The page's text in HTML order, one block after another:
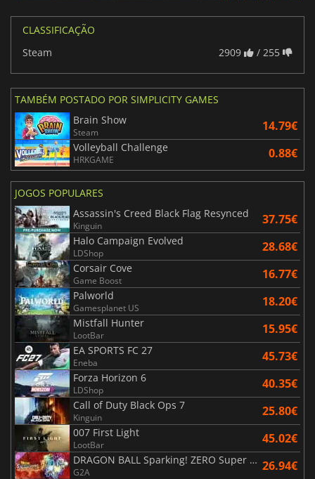
CLASSIFICAÇÃO
Steam
2909 / 255
TAMBÉM POSTADO POR SIMPLICITY GAMES
Brain Show
Steam 14.79€
Volleyball Challenge
HRKGAME 0.88€
JOGOS POPULARES
Assassin's Creed Black Flag Resynced
Kinguin 37.75€
Halo Campaign Evolved
LDShop 28.68€
Corsair Cove
Game Boost 16.77€
Palworld
Gamesplanet US 18.20€
Mistfall Hunter
LootBar 15.95€
EA SPORTS FC 27
Eneba 45.73€
Forza Horizon 6
LDShop 40.35€
Call of Duty Black Ops 7
Kinguin 25.80€
007 First Light
LootBar 45.02€
DRAGON BALL Sparking! ZERO Super Limit Breaking NEO
G2A 26.94€